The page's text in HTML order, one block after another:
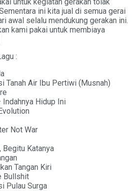
ini kita jual di semua gerai
awal selalu mendukung gerakan ini.
kami pakai untuk membiaya
:
Tanah Air Ibu Pertiwi (Musnah)
Hidup Ini
Not War
Katanya
Tangan Kiri
Bullshit
Pulau Surga